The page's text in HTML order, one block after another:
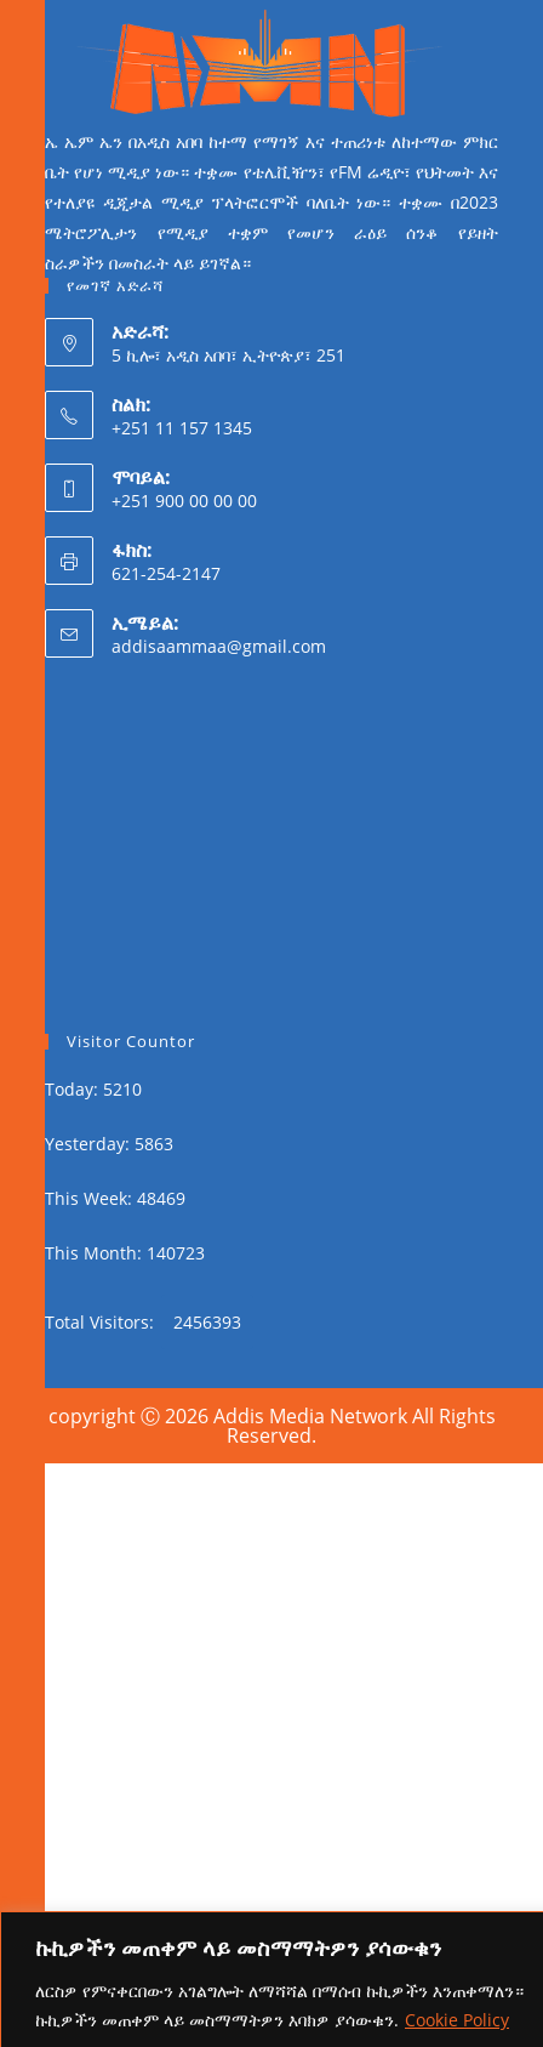
ኩኪዎችን መጠቀም ላይ መስማማትዎን ያሳውቁን
ለርስዎ የምናቀርበውን አገልግሎት ለማሻሻል በማሰብ ኩኪዎችን እንጠቀማለን።
ኩኪዎችን መጠቀም ላይ መስማማትዎን እባክዎ ያሳውቁን. Cookie Policy
ኤ ኤም ኤን በአዲስ አበባ ከተማ የማገኝ እና ተጠሪነቱ ለከተማው ምክር
ቤት የሆነ ሚዲያ ነው። ተቋሙ የቴሌቪዥን፣ የFM ሬዲዮ፣ የህትመት እና
የተለያዩ ዲጂታል ሚዲያ ፕላትፎርሞች ባለቤት ነው። ተቋሙ በ2023
ሜትሮፖሊታን የሚዲያ ተቋም የመሆን ራዕይ ሰንቆ የይዘት
ስራዎችን በመስራት ላይ ይገኛል።
የመገኛ አድራሻ
አድራሻ:
5 ኪሎ፣ አዲስ አበባ፣ ኢትዮጵያ፣ 251
ስልክ:
+251 11 157 1345
ሞባይል:
+251 900 00 00 00
ፋክስ:
621-254-2147
ኢሜይል:
addisaammaa@gmail.com
Visitor Countor
Today: 5210
Yesterday: 5863
This Week: 48469
This Month: 140723
Total Visitors: 2456393
copyright Ⓒ 2026 Addis Media Network All Rights
Reserved.